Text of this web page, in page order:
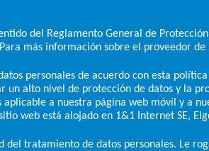
del Reglamento General de
más información sobre el proveedor
personales de acuerdo con esta
un alto nivel de protección de datos y la
a nuestra página web móvil y a
web está alojado en 1&1 Internet SE,
tratamiento de datos personales. Le